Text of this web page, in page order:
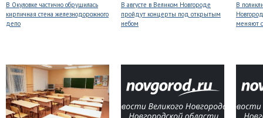
В Окуловке частично обрушилась
кирпичная стена железнодорожного
депо
В августе в Великом Новгороде
пройдут концерты под открытым
небом
В
меняют